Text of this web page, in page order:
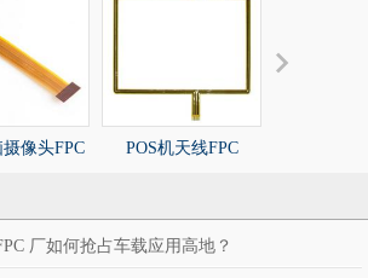
像头FPC POS机天线FPC
厂如何抢占车载应用高地？